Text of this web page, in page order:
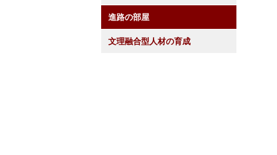
進路の部屋
文理融合型人材の育成